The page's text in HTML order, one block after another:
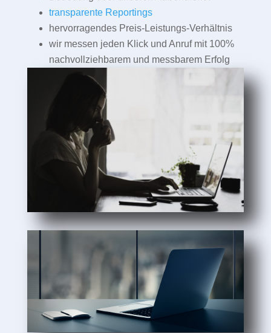
transparente Reportings
hervorragendes Preis-Leistungs-Verhältnis
wir messen jeden Klick und Anruf mit 100%
nachvollziehbarem und messbarem Erfolg